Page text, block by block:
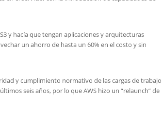
y hacía que tengan aplicaciones y arquitecturas
un ahorro de hasta un 60% en el costo y sin
y cumplimiento normativo de las cargas de trabajo
seis años, por lo que AWS hizo un “relaunch” de